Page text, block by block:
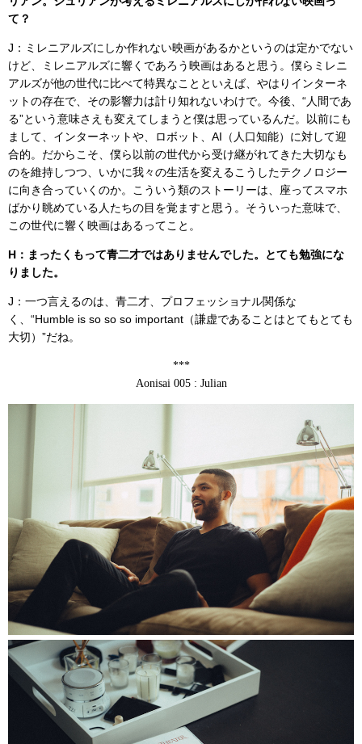
て？
J：ミレニアルズにしか作れない映画があるかというのは定かでない
けど、ミレニアルズに響くであろう映画はあると思う。僕らミレニ
アルズが他の世代に比べて特異なことといえば、やはりインターネ
ットの存在で、その影響力は計り知れないわけで。今後、“人間であ
る”という意味さえも変えてしまうと僕は思っているんだ。以前にも
まして、インターネットや、ロボット、AI（人口知能）に対して迎
合的。だからこそ、僕ら以前の世代から受け継がれてきた大切なも
のを維持しつつ、いかに我々の生活を変えるこうしたテクノロジー
に向き合っていくのか。こういう類のストーリーは、座ってスマホ
ばかり眺めている人たちの目を覚ますと思う。そういった意味で、
この世代に響く映画はあるってこと。
H：まったくもって青二才ではありませんでした。とても勉強にな
りました。
J：一つ言えるのは、青二才、プロフェッショナル関係な
く、“Humble is so so so important（謙虚であることはとてもとても
大切）”だね。
***
Aonisai 005 : Julian